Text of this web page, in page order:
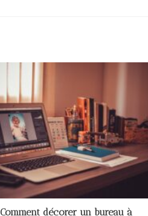
Comment décorer un bureau à